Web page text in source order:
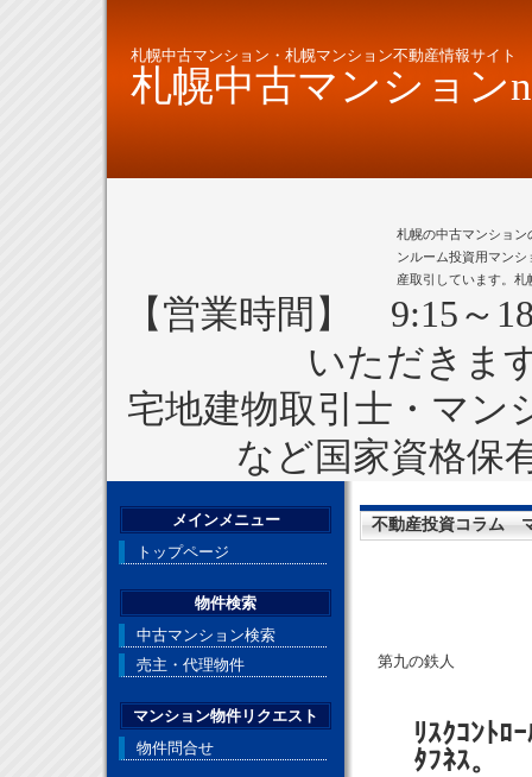
札幌中古マンション・札幌マンション不動産情報サイト
札幌中古マンション
札幌の中古マンショ
ンルーム投資用マン
産取引しています。
【営業時間】 9:15～
いただきま
宅地建物取引士・マン
など国家資格保
不動産投資コラム
第九の鉄人
ﾘｽｸｺﾝﾄﾛ
ﾀﾌﾈｽ。
メインメニュー
トップページ
物件検索
中古マンション検索
売主・代理物件
マンション物件リクエスト
物件問合せ